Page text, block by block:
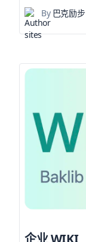
By巴克励步